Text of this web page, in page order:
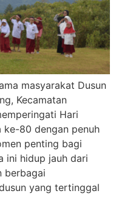
masyarakat Dusun
Kecamatan
Hari
ke-80 dengan penuh
penting bagi
ini hidup jauh dari
berbagai
yang tertinggal